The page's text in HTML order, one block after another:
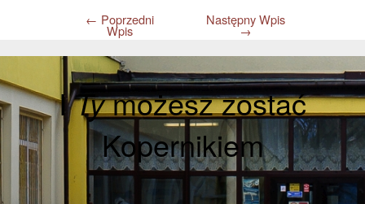
← Poprzedni
Wpis
Następny Wpis
→
ITymożesz zostać
Kopernikiem